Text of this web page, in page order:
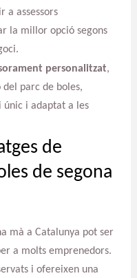
a assessors
la millor opció segons
personalitzat,
del parc de boles,
únic i adaptat a les
de
de segona
mà a Catalunya pot ser
a molts emprenedors.
i ofereixen una